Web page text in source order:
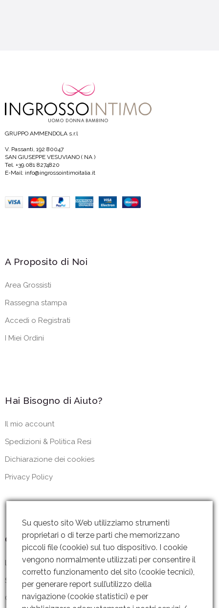
GRUPPO AMMENDOLA s.r.l
V. Passanti, 192 80047
SAN GIUSEPPE VESUVIANO ( NA )
Tel. +39.081 8274820
E-Mail: info@ingrossointimoitalia.it
A Proposito di Noi
Area Grossisti
Rassegna stampa
Accedi o Registrati
I Miei Ordini
Hai Bisogno di Aiuto?
Il mio account
Spedizioni & Politica Resi
Dichiarazione dei cookies
Privacy Policy
Contattaci
Lun – Ven: 8 – 18.30
Sabato: Chiuso
Contattaci
Su questo sito Web utilizziamo strumenti
proprietari o di terze parti che memorizzano
piccoli file (cookie) sul tuo dispositivo. I cookie
vengono normalmente utilizzati per consentire il
corretto funzionamento del sito (cookie tecnici),
per generare report sull’utilizzo della
navigazione (cookie statistici) e per